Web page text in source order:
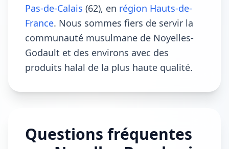
Pas-de-Calais (62), en région Hauts-de-
France. Nous sommes fiers de servir la
communauté musulmane de Noyelles-
Godault et des environs avec des
produits halal de la plus haute qualité.
Questions fréquentes